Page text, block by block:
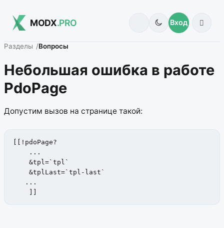
MODX.PRO Вход
Разделы Вопросы
Небольшая ошибка в работе
PdoPage
Допустим вызов на странице такой:
[[!pdoPage?
    ...
    &tpl=`tpl`
    &tplLast=`tpl-last`
   ...